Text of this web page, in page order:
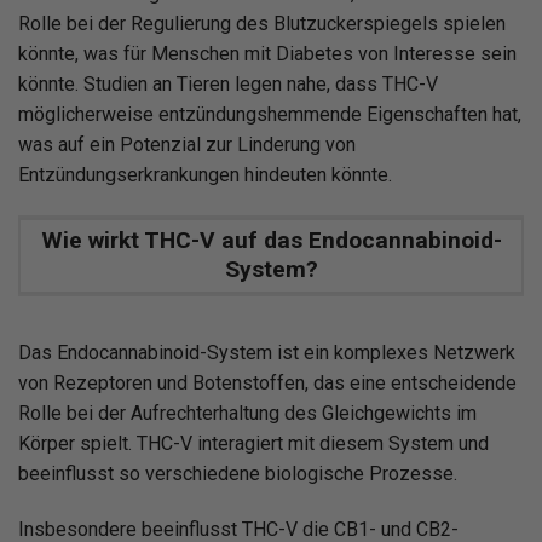
Rolle bei der Regulierung des Blutzuckerspiegels spielen
könnte, was für Menschen mit Diabetes von Interesse sein
könnte. Studien an Tieren legen nahe, dass THC-V
möglicherweise entzündungshemmende Eigenschaften hat,
was auf ein Potenzial zur Linderung von
Entzündungserkrankungen hindeuten könnte.
Wie wirkt THC-V auf das Endocannabinoid-
System?
Das Endocannabinoid-System ist ein komplexes Netzwerk
von Rezeptoren und Botenstoffen, das eine entscheidende
Rolle bei der Aufrechterhaltung des Gleichgewichts im
Körper spielt. THC-V interagiert mit diesem System und
beeinflusst so verschiedene biologische Prozesse.
Insbesondere beeinflusst THC-V die CB1- und CB2-